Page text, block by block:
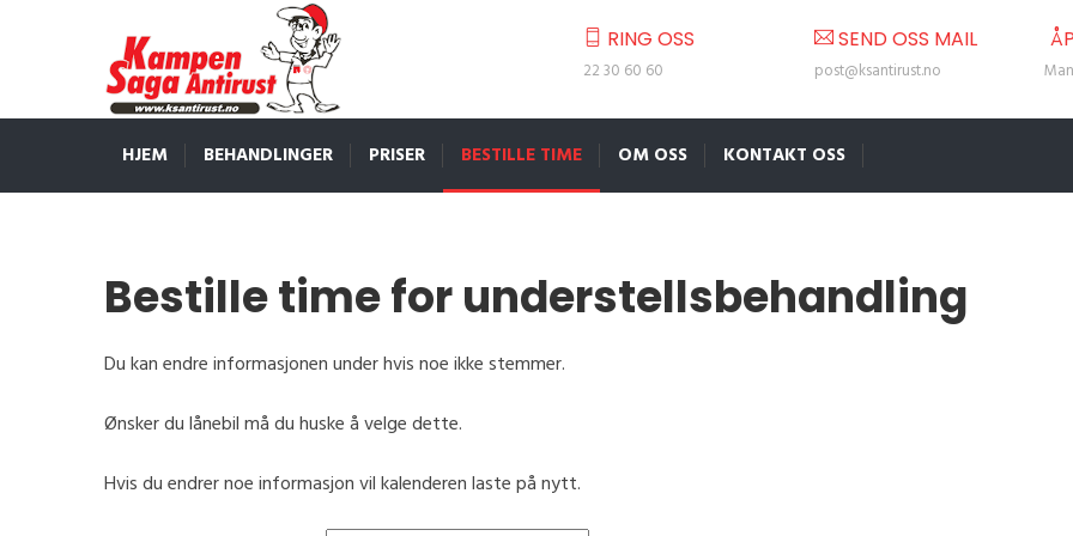
RING OSS
22 30 60 60
SEND OSS MAIL
post@ksantirust.no
HJEM BEHANDLINGER PRISER BESTILLE TIME OM OSS KONTAKT OSS
Bestille time for understellsbehandling
Du kan endre informasjonen under hvis noe ikke stemmer.
Ønsker du lånebil må du huske å velge dette.
Hvis du endrer noe informasjon vil kalenderen laste på nytt.